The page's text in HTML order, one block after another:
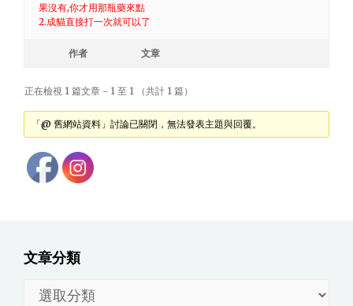
果沒有,你才用那瓶藥來點
2.成貓直接打一次就可以了
作者 文章
正在檢視 1 篇文章 - 1 至 1 （共計 1 篇）
「@ 舊網站資料」討論已關閉，無法發表主題與回覆。
文章分類